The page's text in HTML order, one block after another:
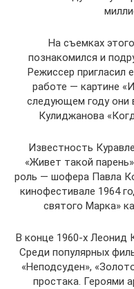
На съемках
познакомился и
Режиссер пригласил
работе — картине
следующем году они
Кулиджанова
Известность
«Живет такой
роль — шофера Павла
кинофестивале 1964
святого Марка»
В конце 1960-х Леонид
Среди популярных
«Неподсуден»,
простака. Героями